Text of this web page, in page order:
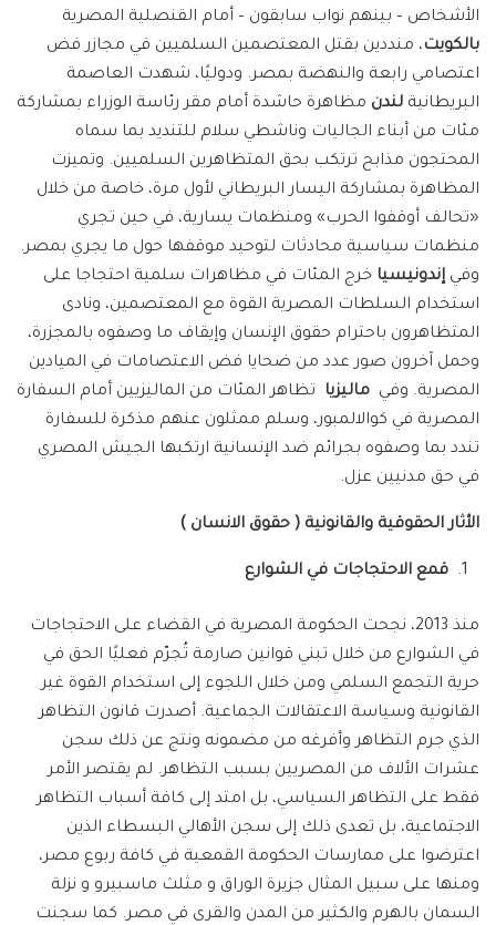
الأشخاص – بينهم نواب سابقون – أمام القنصلية المصرية
بالكويت، منددين بقتل المعتصمين السلميين في مجازر فض
اعتصامي رابعة والنهضة بمصر. ودوليًا، شهدت العاصمة
البريطانية لندن مظاهرة حاشدة أمام مقر رئاسة الوزراء بمشاركة
مئات من أبناء الجاليات وناشطي سلام للتنديد بما سماه
المحتجون مذابح ترتكب بحق المتظاهرين السلميين. وتميزت
المظاهرة بمشاركة اليسار البريطاني لأول مرة، خاصة من خلال
«تحالف أوقفوا الحرب» ومنظمات يسارية، في حين تجري
منظمات سياسية محادثات لتوحيد موقفها حول ما يجري بمصر.
وفي إندونيسيا خرج المئات في مظاهرات سلمية احتجاجا على
استخدام السلطات المصرية القوة مع المعتصمين، ونادى
المتظاهرون باحترام حقوق الإنسان وإيقاف ما وصفوه بالمجزرة،
وحمل آخرون صور عدد من ضحايا فض الاعتصامات في الميادين
المصرية. وفي ماليزيا
تظاهر المئات من الماليزيين أمام السفارة
المصرية في كوالالمبور، وسلم ممثلون عنهم مذكرة للسفارة
تندد بما وصفوه بجرائم ضد الإنسانية ارتكبها الجيش المصري
في حق مدنيين عزل.
الأثار الحقوقية والقانونية ( حقوق الانسان )
قمع الاحتجاجات في الشوارع
منذ 2013، نجحت الحكومة المصرية في القضاء على الاحتجاجات
في الشوارع من خلال تبني قوانين صارمة تُجرّم فعليًا الحق في
حرية التجمع السلمي ومن خلال اللجوء إلى استخدام القوة غير
القانونية وسياسة الاعتقالات الجماعية. أصدرت قانون التظاهر
الذي جرم التظاهر وأفرغه من مضمونه ونتج عن ذلك سجن
عشرات الألاف من المصريين بسبب التظاهر. لم يقتصر الأمر
فقط على التظاهر السياسي، بل امتد إلى كافة أسباب التظاهر
الاجتماعية، بل تعدى ذلك إلى سجن الأهالي البسطاء الذين
اعترضوا على ممارسات الحكومة القمعية في كافة ربوع مصر،
ومنها على سبيل المثال جزيرة الوراق و مثلث ماسبيرو و نزلة
السمان بالهرم والكثير من المدن والقرى في مصر. كما سجنت